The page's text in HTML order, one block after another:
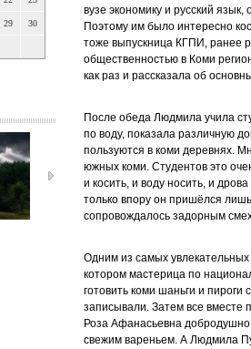
29 30
вузе экономику и русский
Поэтому им было интересно
тоже выпускница КГПИ, ранее
общественностью в Коми
как раз и рассказала об
После обеда Людмила учила
по воду, показала различную
пользуются в коми деревнях.
южных коми. Студентов это
и косить, и воду носить, и
только впору он пришёлся
сопровождалось задорным
Одним из самых
котором мастерица по
готовить коми шаньги и пироги
записывали. Затем все вместе
Роза Афанасьевна добродушно
свежим вареньем. А Людмила